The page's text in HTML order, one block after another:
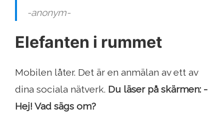
-anonym-
Elefanten i rummet
Mobilen låter. Det är en anmälan av ett av
dina sociala nätverk. Du läser på skärmen: -
Hej! Vad sägs om?